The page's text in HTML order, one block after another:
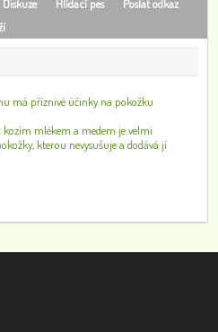
Diskuze Hlídací pes
Poslat odkaz
má příznivé účinky na pokožku
mlékem a medem je velmi
kterou nevysušuje a dodává jí